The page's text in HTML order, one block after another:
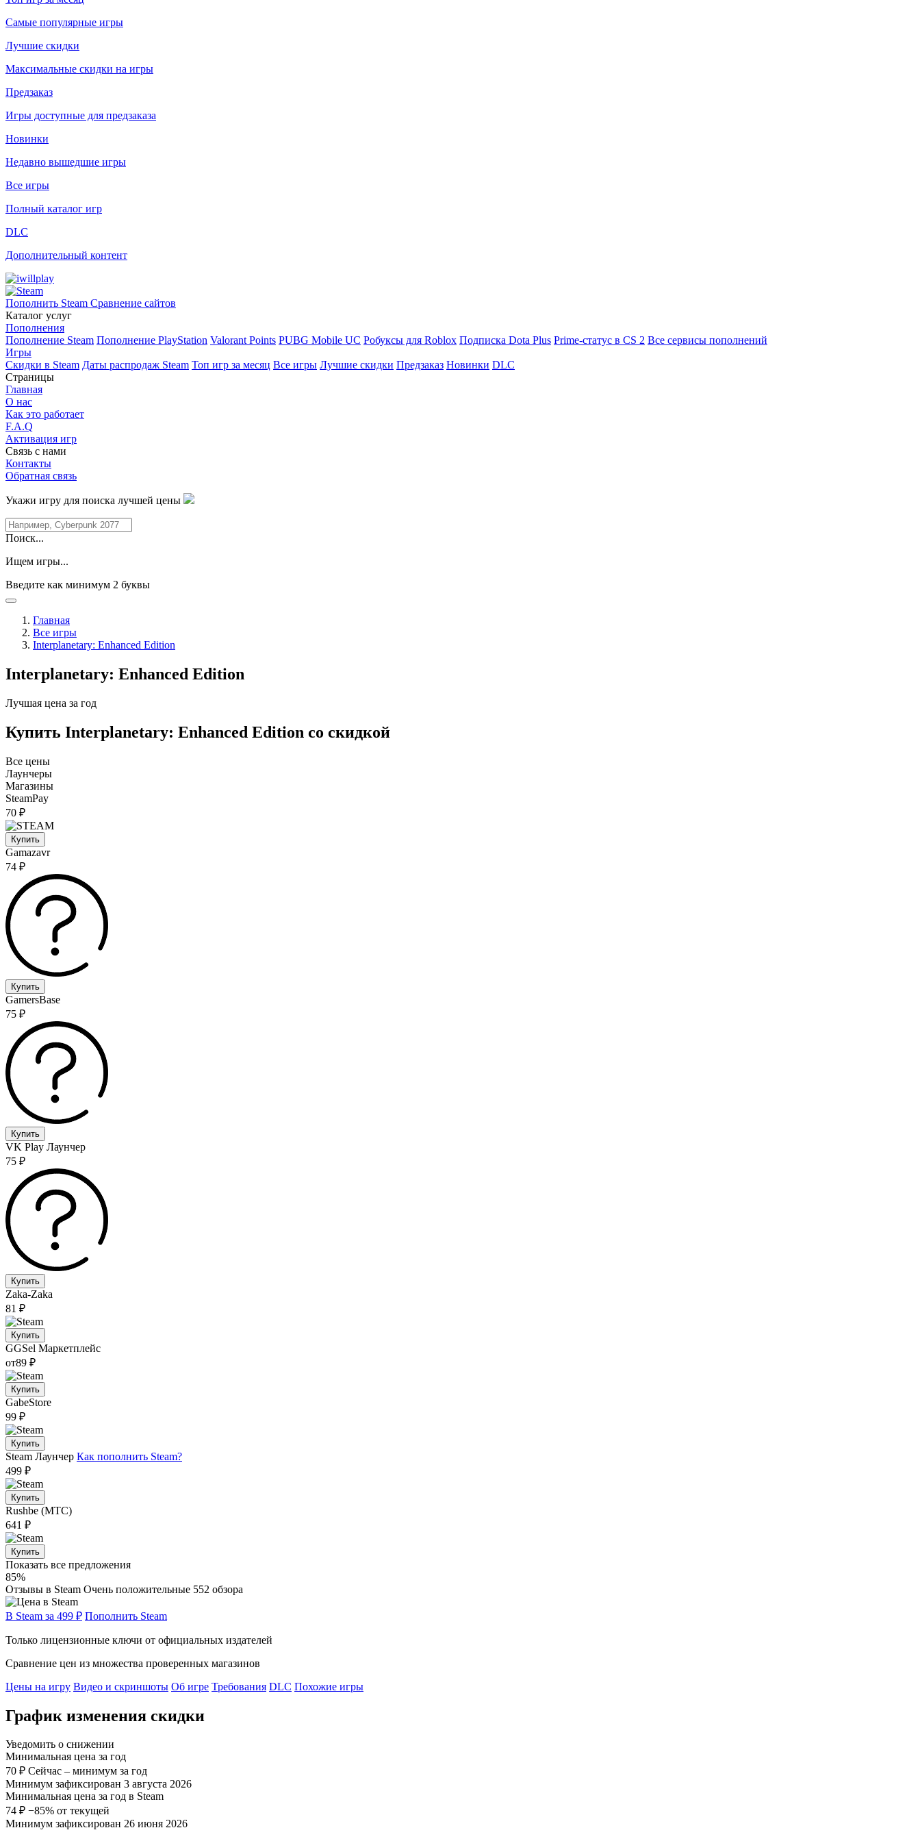
Самые популярные игры
Лучшие скидки
Максимальные скидки на игры
Предзаказ
Игры доступные для предзаказа
Новинки
Недавно вышедшие игры
Все игры
Полный каталог игр
DLC
Дополнительный контент
Пополнить Steam Сравнение сайтов
Каталог услуг
Пополнения
Пополнение Steam Пополнение PlayStation Valorant Points PUBG Mobile UC Робуксы для Roblox Подписка Dota Plus Prime-статус в CS 2 Все сервисы пополнений
Игры
Скидки в Steam Даты распродаж Steam Топ игр за месяц Все игры Лучшие скидки Предзаказ Новинки DLC
Страницы
Главная
О нас
Как это работает
F.A.Q
Активация игр
Связь с нами
Контакты
Обратная связь
Укажи игру для поиска лучшей цены
Поиск...
Ищем игры...
Введите как минимум 2 буквы
Главная
Все игры
Interplanetary: Enhanced Edition
Interplanetary: Enhanced Edition
Лучшая цена за год
Купить Interplanetary: Enhanced Edition со скидкой
Все цены
Лаунчеры
Магазины
SteamPay
70 ₽
Купить
Gamazavr
74 ₽
Купить
GamersBase
75 ₽
Купить
VK Play Лаунчер
75 ₽
Купить
Zaka-Zaka
81 ₽
Купить
GGSel Маркетплейс
от89 ₽
Купить
GabeStore
99 ₽
Купить
Steam Лаунчер Как пополнить Steam?
499 ₽
Купить
Rushbe (МТС)
641 ₽
Купить
Показать все предложения
85%
Отзывы в Steam Очень положительные 552 обзора
В Steam за 499 ₽ Пополнить Steam
Только лицензионные ключи от официальных издателей
Сравнение цен из множества проверенных магазинов
Цены на игру Видео и скриншоты Об игре Требования DLC Похожие игры
График изменения скидки
Уведомить о снижении
Минимальная цена за год
70 ₽ Сейчас – минимум за год
Минимум зафиксирован 3 августа 2026
Минимальная цена за год в Steam
74 ₽ −85% от текущей
Минимум зафиксирован 26 июня 2026